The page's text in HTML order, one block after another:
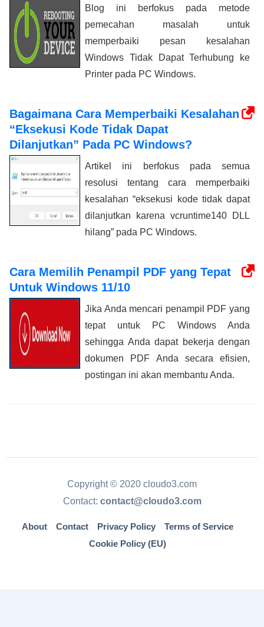
Blog ini berfokus pada metode
pemecahan masalah untuk
memperbaiki pesan kesalahan
Windows Tidak Dapat Terhubung ke
Printer pada PC Windows.
Bagaimana Cara Memperbaiki Kesalahan
“Eksekusi Kode Tidak Dapat
Dilanjutkan” Pada PC Windows?
Artikel ini berfokus pada semua
resolusi tentang cara memperbaiki
kesalahan “eksekusi kode tidak dapat
dilanjutkan karena vcruntime140 DLL
hilang” pada PC Windows.
Cara Memilih Penampil PDF yang Tepat
Untuk Windows 11/10
Jika Anda mencari penampil PDF yang
tepat untuk PC Windows Anda
sehingga Anda dapat bekerja dengan
dokumen PDF Anda secara efisien,
postingan ini akan membantu Anda.
Copyright © 2020 cloudo3.com
Contact: contact@cloudo3.com
About Contact Privacy Policy
Terms of Service
Cookie Policy (EU)